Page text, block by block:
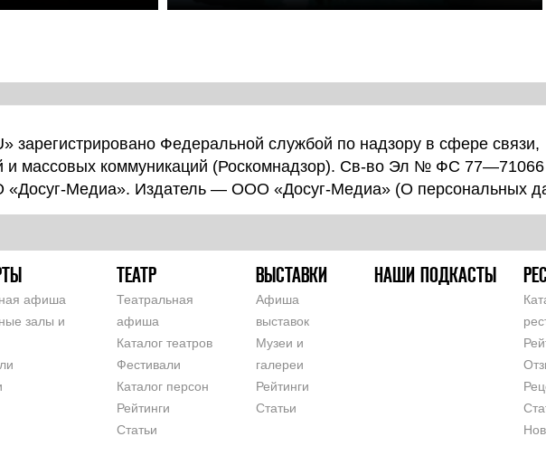
зарегистрировано Федеральной службой по надзору в сфере связи,
и массовых коммуникаций (Роскомнадзор). Св-во Эл № ФС 77—71066
«Досуг-Медиа». Издатель — ООО «Досуг-Медиа» (О персональных
афиша
залы и
ТЕАТР
Театральная
афиша
Каталог театров
Фестивали
Каталог персон
Рейтинги
Статьи
ВЫСТАВКИ
Афиша
выставок
Музеи и
галереи
Рейтинги
Статьи
НАШИ ПОДКАСТЫ